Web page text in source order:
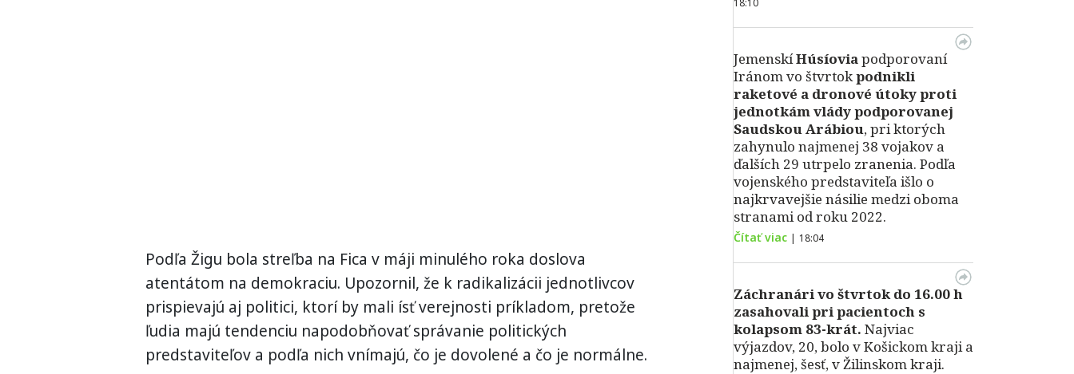
Podľa Žigu bola streľba na Fica v máji minulého roka doslova
atentátom na demokraciu. Upozornil, že k radikalizácii jednotlivcov
prispievajú aj politici, ktorí by mali ísť verejnosti príkladom, pretože
ľudia majú tendenciu napodobňovať správanie politických
predstaviteľov a podľa nich vnímajú, čo je dovolené a čo je normálne.
18:10
JemenskíHúsíoviapodporovaní
Iránom vo štvrtokpodnikli
raketové a dronové útoky proti
jednotkám vlády podporovanej
Saudskou Arábiou, pri ktorých
zahynulo najmenej 38 vojakov a
ďalších 29 utrpelo zranenia. Podľa
vojenského predstaviteľa išlo o
najkrvavejšie násilie medzi oboma
stranami od roku 2022.
Čítať viac | 18:04
Záchranári vo štvrtok do 16.00 h
zasahovali pri pacientoch s
kolapsom 83-krát. Najviac
výjazdov, 20, bolo v Košickom kraji a
najmenej, šesť, v Žilinskom kraji.